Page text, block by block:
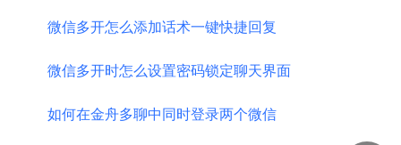
微信多开怎么添加话术一键快捷回复
微信多开时怎么设置密码锁定聊天界面
如何在金舟多聊中同时登录两个微信